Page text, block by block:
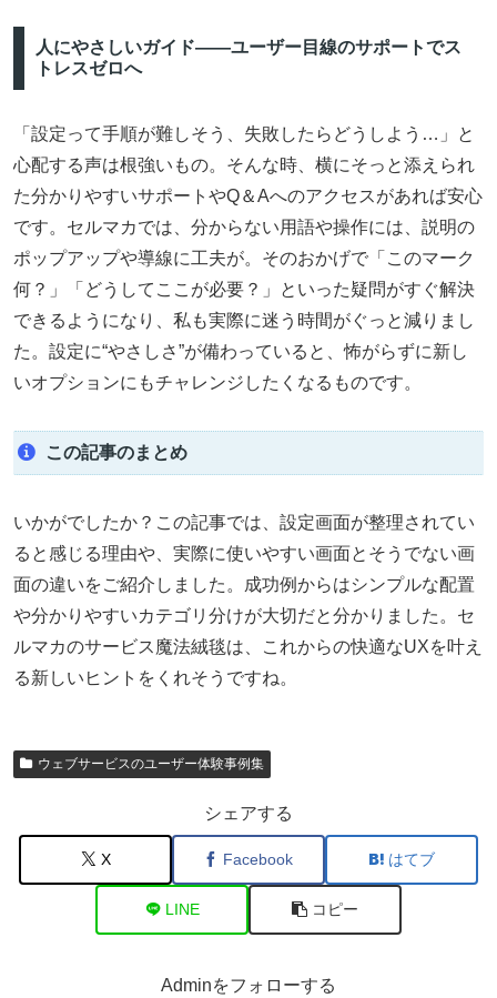
人にやさしいガイド――ユーザー目線のサポートでス
トレスゼロへ
「設定って手順が難しそう、失敗したらどうしよう…」と
心配する声は根強いもの。そんな時、横にそっと添えられ
た分かりやすいサポートやQ＆Aへのアクセスがあれば安心
です。セルマカでは、分からない用語や操作には、説明の
ポップアップや導線に工夫が。そのおかげで「このマーク
何？」「どうしてここが必要？」といった疑問がすぐ解決
できるようになり、私も実際に迷う時間がぐっと減りまし
た。設定に“やさしさ”が備わっていると、怖がらずに新し
いオプションにもチャレンジしたくなるものです。
この記事のまとめ
いかがでしたか？この記事では、設定画面が整理されてい
ると感じる理由や、実際に使いやすい画面とそうでない画
面の違いをご紹介しました。成功例からはシンプルな配置
や分かりやすいカテゴリ分けが大切だと分かりました。セ
ルマカのサービス魔法絨毯は、これからの快適なUXを叶え
る新しいヒントをくれそうですね。
ウェブサービスのユーザー体験事例集
シェアする
X Facebook はてブ
LINE コピー
Adminをフォローする